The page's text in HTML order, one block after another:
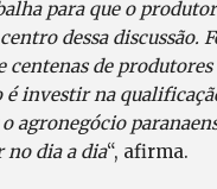
para que o
dessa discussão.
centenas de produtores
é investir na
agronegócio
no dia a dia“, afirma.